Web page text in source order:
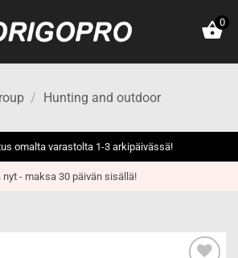
0
/ Hunting and outdoor
omalta varastolta 1-3 arkipäivässä!
nyt - maksa 30 päivän sisällä!